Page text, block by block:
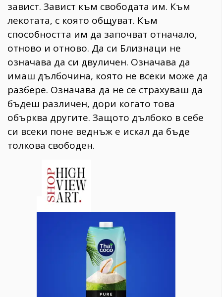
завист. Завист към свободата им. Към
лекотата, с която общуват. Към
способността им да започват отначало,
отново и отново. Да си Близнаци не
означава да си двуличен. Означава да
имаш дълбочина, която не всеки може да
разбере. Означава да не се страхуваш да
бъдеш различен, дори когато това
обърква другите. Защото дълбоко в себе
си всеки поне веднъж е искал да бъде
толкова свободен.